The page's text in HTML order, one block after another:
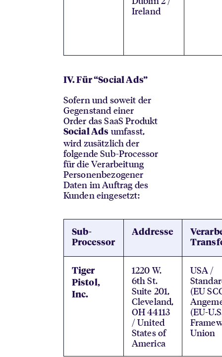
Ireland
IV. Für “Social Ads”
Sofern und soweit der
Gegenstand einer
Order das SaaS Produkt
Social Ads umfasst,
wird zusätzlich der
folgende Sub-Processor
für die Verarbeitung
Personenbezogener
Daten im Auftrag des
Kunden eingesetzt:
Sub-
Processor
Addresse
Tiger
Pistol,
Inc.
1220 W.
6th St.
Suite 201,
Cleveland,
OH 44113
/ United
States of
America
USA /
(EU
(EU-
Union